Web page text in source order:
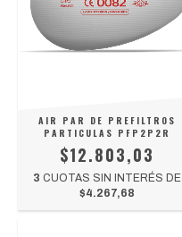
AIR PAR DE PREFILTROS
PARTICULAS PFP2P2R
$12.803,03
3 CUOTAS SIN INTERÉS DE
$4.267,68